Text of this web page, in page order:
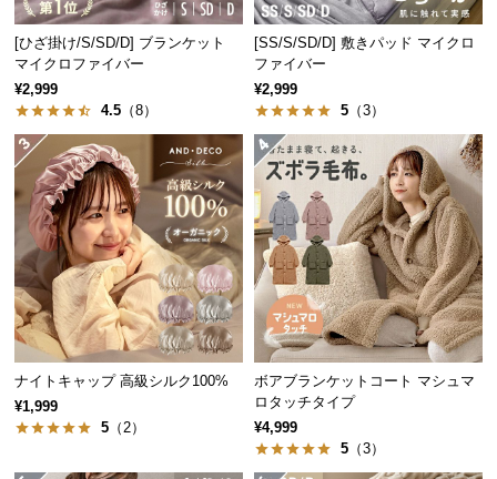
中
型
商
品
の
配
送
に
つ
い
て
小
型
商
品
の
送
[ひざ掛け/S/SD/D] ブランケット
マイクロファイバー
¥2,999
4.5 （8）
[SS/S/SD/D] 敷きパッド マイクロ
ファイバー
¥2,999
5 （3）
ナイトキャップ 高級シルク100%
¥1,999
5 （2）
ボアブランケットコート マシュマ
ロタッチタイプ
¥4,999
5 （3）